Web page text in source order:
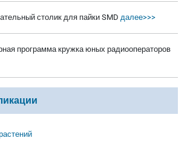
столик для пайки SMD далее>>>
программа кружка юных радиооператоров